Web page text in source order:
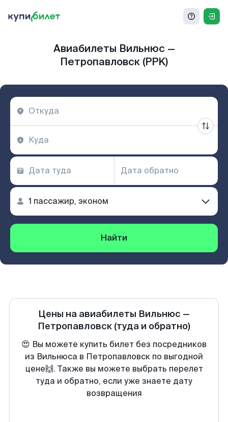
Авиабилеты Вильнюс —
Петропавловск (PPK)
Найти
Цены на авиабилеты Вильнюс —
Петропавловск (туда и обратно)
😍 Вы можете купить билет без посредников
из Вильнюса в Петропавловск по выгодной
цене🙌. Также вы можете выбрать перелет
туда и обратно, если уже знаете дату
возвращения